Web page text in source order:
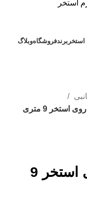
برندفروشگاهوبلاگ
9 متری
شلنگ سیم دار جاروی استخر 9